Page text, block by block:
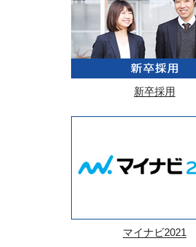
新卒採用
マイナビ2021